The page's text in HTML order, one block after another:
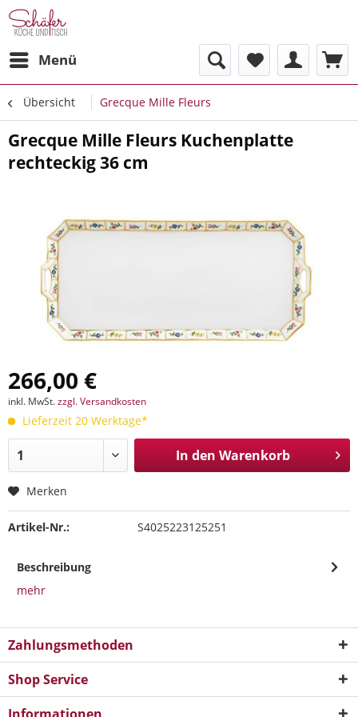
Menü
Übersicht Grecque Mille Fleurs
Grecque Mille Fleurs Kuchenplatte
rechteckig 36 cm
266,00 €
inkl. MwSt.zzgl. Versandkosten
Lieferzeit 20 Werktage*
In den Warenkorb
Merken
Artikel-Nr.: S4025223125251
Beschreibung
mehr
Zahlungsmethoden
Shop Service